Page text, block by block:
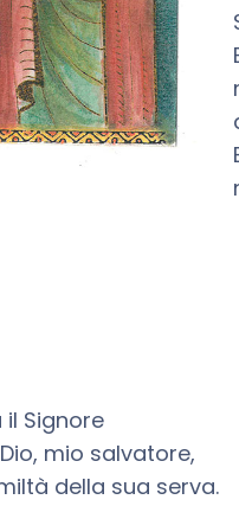
il Signore
mio salvatore,
della sua serva.